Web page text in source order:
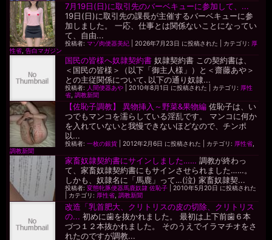
7月19日(日)に取引先のバーベキューに参加して、...
19日(日)に取引先の課長が主催するバーベキューに参
加しました。 一応、仕事とは関係ないことになってい
て、自由...
投稿者:マゾ肉便器美紀 |2026年7月23日 に投稿された カテゴリ: 厚
性省,告白マガジン
国民の皆様へ奴隷契約書 奴隷契約書 この契約書は、
＜国民の皆様＞（以下「御主人様」）と＜齋藤あや＞
との主従関係について､以下の通り奴隷...
投稿者: 人間便器あや |2010年8月1日 に投稿された カテゴリ: 厚性
省,調教新聞
【佐恥子調教】 異物挿入～野菜&果物編 佐恥子は、い
つでもマンコを濡らしている淫乱です。 マンコに何か
を入れていないと我慢できないほどなので、チンポ
以...
投稿者:一枚の銀貨 |2012年2月6日 に投稿された カテゴリ: 厚性省,
調教新聞
家畜奴隷契約書にサインしました…… 調教が終わっ
て、家畜奴隷契約書にもサインさせられました……。
しかも、奴隷名に「馬鹿」って…(泣) 家畜奴隷契...
投稿者:変態牝豚便器馬鹿奴隷 佐恥子 |2010年5月20日 に投稿された
カテゴリ: 厚性省,調教新聞
改造「乳首肥大、クリトリスの皮の切除、クリトリス
の... 初めに歯を抜かれました。 最初は上下前歯６本
づつ１２本抜かれました。 そのうえでイラマチオをさ
れたのですが調教...